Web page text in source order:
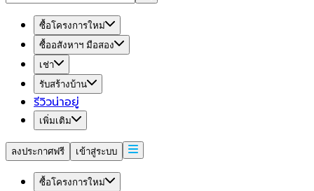
ซื้อโครงการใหม่
ซื้ออสังหาฯ มือสอง
เช่า
รับสร้างบ้าน
รีวิวน่าอยู่
เพิ่มเติม
ลงประกาศฟรี เข้าสู่ระบบ
ซื้อโครงการใหม่